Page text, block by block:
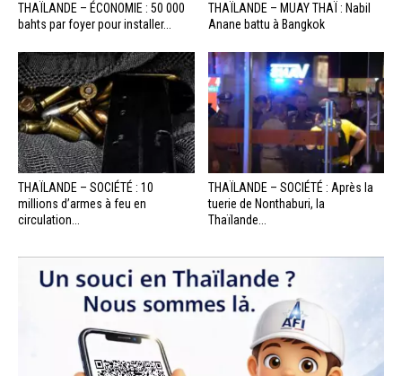
THAÏLANDE – ÉCONOMIE : 50 000
bahts par foyer pour installer...
THAÏLANDE – MUAY THAÏ : Nabil
Anane battu à Bangkok
THAÏLANDE – SOCIÉTÉ : 10
millions d’armes à feu en
circulation...
THAÏLANDE – SOCIÉTÉ : Après la
tuerie de Nonthaburi, la
Thaïlande...